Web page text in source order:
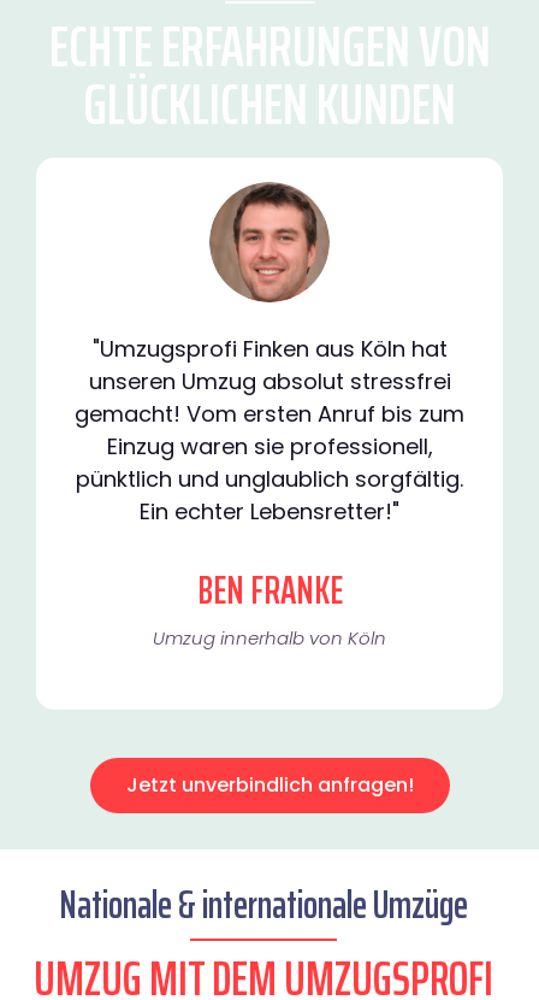
ECHTE ERFAHRUNGEN VON
GLÜCKLICHEN KUNDEN
"Umzugsprofi Finken aus Köln hat
unseren Umzug absolut stressfrei
gemacht! Vom ersten Anruf bis zum
Einzug waren sie professionell,
pünktlich und unglaublich sorgfältig.
Ein echter Lebensretter!"
BEN FRANKE
Umzug innerhalb von Köln​
Jetzt unverbindlich anfragen!
Nationale & internationale Umzüge
UMZUG MIT DEM UMZUGSPROFI